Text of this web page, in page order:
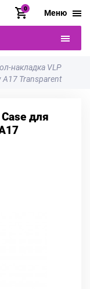
0 Меню
накладка VLP
A17 Transparent
для